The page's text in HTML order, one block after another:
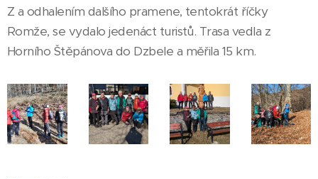
Z a odhalením dalšího pramene, tentokrát říčky
Romže, se vydalo jedenáct turistů. Trasa vedla z
Horního Štěpánova do Dzbele a měřila 15 km.